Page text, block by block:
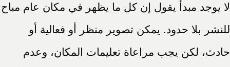
لا يوجد مبدأ يقول إن كل ما يظهر في مكان عام مباح
للنشر بلا حدود. يمكن تصوير منظر أو فعالية أو
حادث، لكن يجب مراعاة تعليمات المكان، وعدم